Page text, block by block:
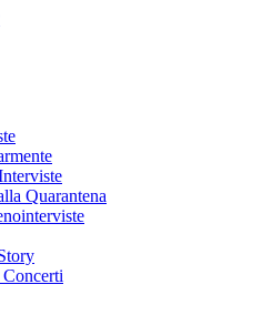
Quarantena